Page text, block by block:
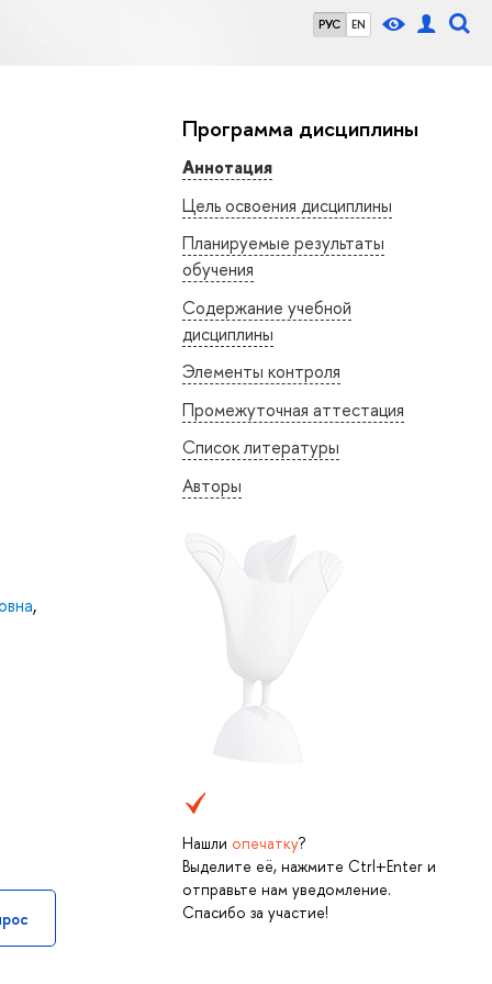
РУС EN
Программа дисциплины
Аннотация
Цель освоения дисциплины
Планируемые результаты
обучения
Содержание учебной
дисциплины
Элементы контроля
Промежуточная аттестация
Список литературы
Авторы
Нашли опечатку?
Выделите её, нажмите Ctrl+Enter и
отправьте нам уведомление.
Спасибо за участие!
,